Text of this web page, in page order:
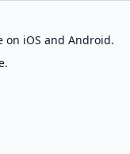
on iOS and Android.